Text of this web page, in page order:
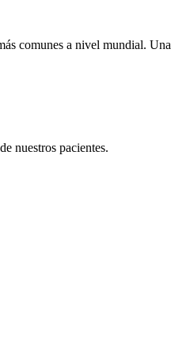
comunes a nivel mundial. Una
nuestros pacientes.